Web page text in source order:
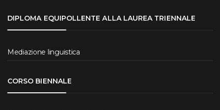
DIPLOMA EQUIPOLLENTE ALLA LAUREA TRIENNALE
Mediazione linguistica
CORSO BIENNALE